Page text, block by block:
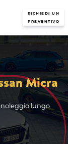
RICHIEDI UN
PREVENTIVO
Micra
noleggio lungo